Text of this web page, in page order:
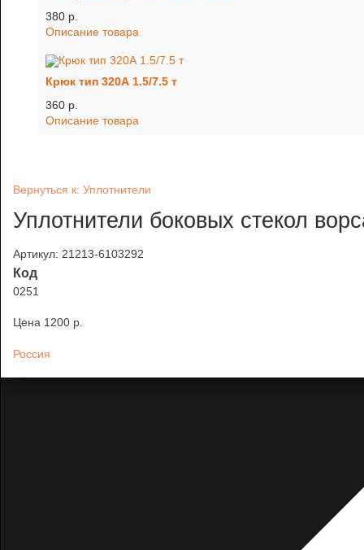
380 p.
Описание товара
Крюк тип 320А 1.5/7.5 т
360 p.
Описание товара
Вернуться к: Уплотнители
Уплотнители боковых стекол
Артикул: 21213-6103292
Код
0251
Цена 1200 p.
Россия